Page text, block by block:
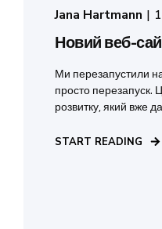
Jana Hartmann
Новий веб-
Ми перезапустили
просто
розвитку, який вже
START READING